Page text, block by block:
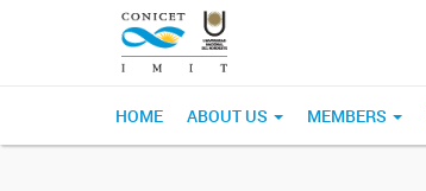
HOME ABOUT US MEMBERS